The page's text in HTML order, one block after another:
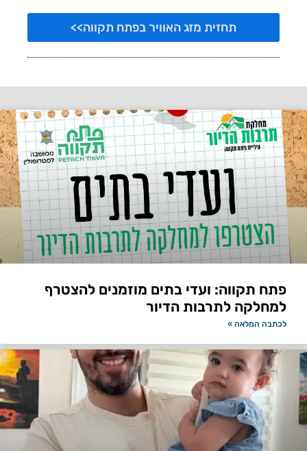
תחזית מזג האוויר בפתח תקווה>>
פתח תקווה: ועדי בתים מוזמנים להצטרף
למחלקה לתרבות הדיור
לכתבה המלאה »